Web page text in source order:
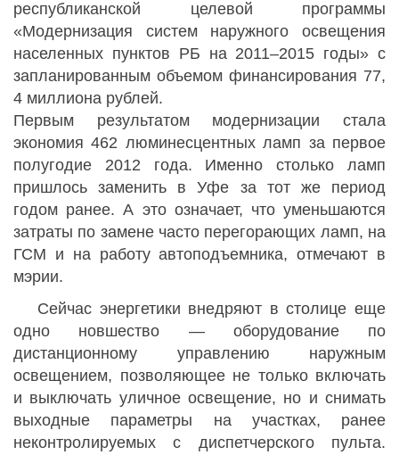
республиканской целевой программы
«Модернизация систем наружного освещения
населенных пунктов РБ на 2011–2015 годы» с
запланированным объемом финансирования 77,
4 миллиона рублей.
Первым результатом модернизации стала
экономия 462 люминесцентных ламп за первое
полугодие 2012 года. Именно столько ламп
пришлось заменить в Уфе за тот же период
годом ранее. А это означает, что уменьшаются
затраты по замене часто перегорающих ламп, на
ГСМ и на работу автоподъемника, отмечают в
мэрии.
Сейчас энергетики внедряют в столице еще
одно новшество — оборудование по
дистанционному управлению наружным
освещением, позволяющее не только включать
и выключать уличное освещение, но и снимать
выходные параметры на участках, ранее
неконтролируемых с диспетчерского пульта.